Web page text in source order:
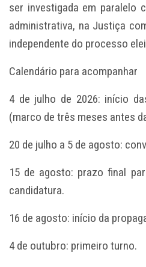
ser investigada em paralelo
administrativa, na Justiça
independente do processo
Calendário para acompanhar
4 de julho de 2026: início
(marco de três meses antes
20 de julho a 5 de agosto:
15 de agosto: prazo final
candidatura.
16 de agosto: início da
4 de outubro: primeiro turno.